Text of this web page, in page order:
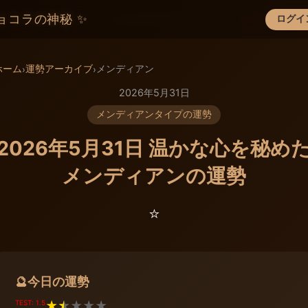
コラの神秘 ✨ ログイ
×
ーム›運勢アーカイブ› メンディアン
2026年5月31日
メンディアンタイプの運勢
年5月31日 温かな心を秘め
メンディアンの運勢
⭐️
🔮今日の運勢
TEST: 1.5